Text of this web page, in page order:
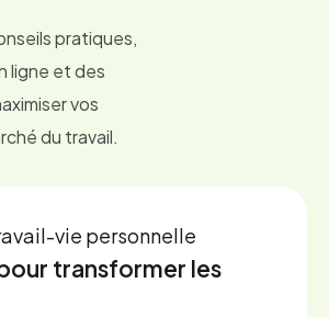
pratiques,
ligne et des
vos
du travail.
vie personnelle
transformer les